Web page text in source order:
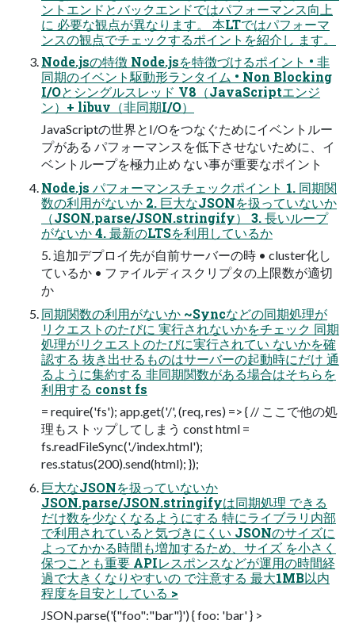
ントエンドとバックエンドではパフォーマンス向上
に 必要な観点が異なります。 本LTではパフォーマ
ンスの観点でチェックするポイントを紹介し ます。
Node.jsの特徴 Node.jsを特徴づけるポイント • 非
同期のイベント駆動形ランタイム • Non Blocking
I/Oとシングルスレッド V8（JavaScriptエンジ
ン）+ libuv（非同期I/O）
JavaScriptの世界とI/Oをつなぐためにイベントルー
プがある パフォーマンスを低下させないために、イ
ベントループを極力止め ない事が重要なポイント
Node.js パフォーマンスチェックポイント 1. 同期関
数の利用がないか 2. 巨大なJSONを扱っていないか
（JSON.parse/JSON.stringify） 3. 長いループ
がないか 4. 最新のLTSを利用しているか
5. 追加デプロイ先が自前サーバーの時 • cluster化し
ているか • ファイルディスクリプタの上限数が適切
か
同期関数の利用がないか ~Syncなどの同期処理が
リクエストのたびに 実行されないかをチェック 同期
処理がリクエストのたびに実行されてい ないかを確
認する 抜き出せるものはサーバーの起動時にだけ 通
るように集約する 非同期関数がある場合はそちらを
利用する const fs
= require('fs'); app.get('/', (req, res) => { // ここで他の処
理もストップしてしまう const html =
fs.readFileSync('./index.html');
res.status(200).send(html); });
巨大なJSONを扱っていないか
JSON.parse/JSON.stringifyは同期処理 できる
だけ数を少なくなるようにする 特にライブラリ内部
で利用されていると気づきにくい JSONのサイズに
よってかかる時間も増加するため、サイズ を小さく
保つことも重要 APIレスポンスなどが運用の時間経
過で大きくなりやすいの で注意する 最大1MB以内
程度を目安としている >
JSON.parse('{"foo":"bar"}') { foo: 'bar' } >